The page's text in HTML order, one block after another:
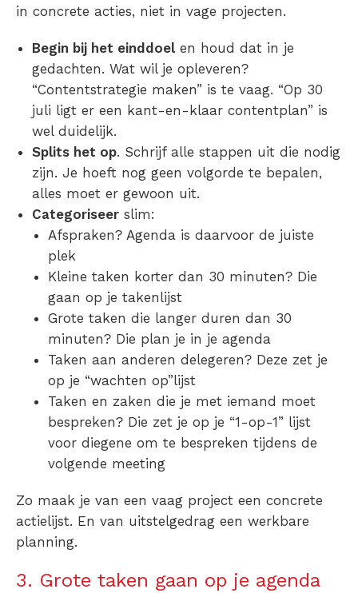
in concrete acties, niet in vage projecten.
Begin bij het einddoel en houd dat in je
gedachten. Wat wil je opleveren?
“Contentstrategie maken” is te vaag. “Op 30
juli ligt er een kant-en-klaar contentplan” is
wel duidelijk.
Splits het op. Schrijf alle stappen uit die nodig
zijn. Je hoeft nog geen volgorde te bepalen,
alles moet er gewoon uit.
Categoriseer slim:
Afspraken? Agenda is daarvoor de juiste
plek
Kleine taken korter dan 30 minuten? Die
gaan op je takenlijst
Grote taken die langer duren dan 30
minuten? Die plan je in je agenda
Taken aan anderen delegeren? Deze zet je
op je “wachten op”lijst
Taken en zaken die je met iemand moet
bespreken? Die zet je op je “1-op-1” lijst
voor diegene om te bespreken tijdens de
volgende meeting
Zo maak je van een vaag project een concrete
actielijst. En van uitstelgedrag een werkbare
planning.
3. Grote taken gaan op je agenda